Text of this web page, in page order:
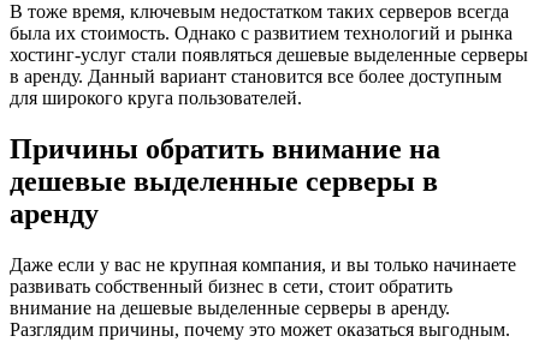
В тоже время, ключевым недостатком таких серверов всегда
была их стоимость. Однако с развитием технологий и рынка
хостинг-услуг стали появляться дешевые выделенные серверы
в аренду. Данный вариант становится все более доступным
для широкого круга пользователей.
Причины обратить внимание на
дешевые выделенные серверы в
аренду
Даже если у вас не крупная компания, и вы только начинаете
развивать собственный бизнес в сети, стоит обратить
внимание на дешевые выделенные серверы в аренду.
Разглядим причины, почему это может оказаться выгодным.